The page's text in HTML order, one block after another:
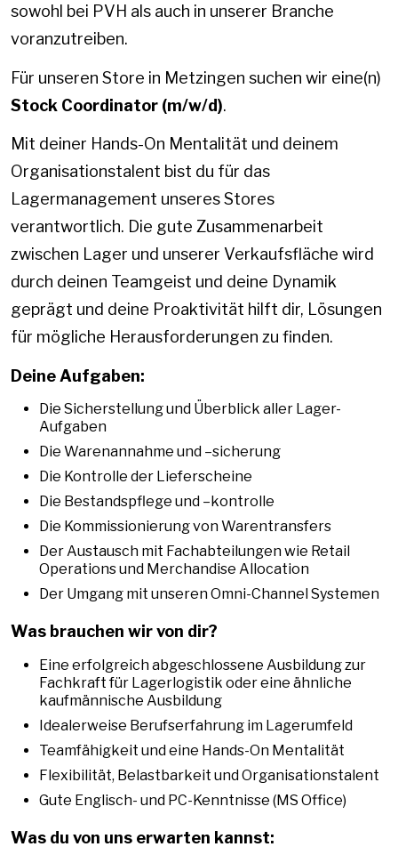
sowohl bei PVH als auch in unserer Branche
voranzutreiben.
Für unseren Store in Metzingen suchen wir eine(n)
Stock Coordinator (m/w/d).
Mit deiner Hands-On Mentalität und deinem
Organisationstalent bist du für das
Lagermanagement unseres Stores
verantwortlich. Die gute Zusammenarbeit
zwischen Lager und unserer Verkaufsfläche wird
durch deinen Teamgeist und deine Dynamik
geprägt und deine Proaktivität hilft dir, Lösungen
für mögliche Herausforderungen zu finden.
Deine Aufgaben:
Die Sicherstellung und Überblick aller Lager-
Aufgaben
Die Warenannahme und –sicherung
Die Kontrolle der Lieferscheine
Die Bestandspflege und –kontrolle
Die Kommissionierung von Warentransfers
Der Austausch mit Fachabteilungen wie Retail
Operations und Merchandise Allocation
Der Umgang mit unseren Omni-Channel Systemen
Was brauchen wir von dir?
Eine erfolgreich abgeschlossene Ausbildung zur
Fachkraft für Lagerlogistik oder eine ähnliche
kaufmännische Ausbildung
Idealerweise Berufserfahrung im Lagerumfeld
Teamfähigkeit und eine Hands-On Mentalität
Flexibilität, Belastbarkeit und Organisationstalent
Gute Englisch- und PC-Kenntnisse (MS Office)
Was du von uns erwarten kannst: